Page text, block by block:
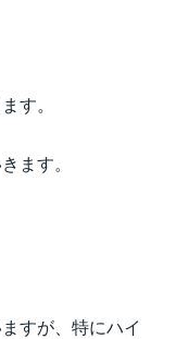
す。
ます。
すが、特にハイ